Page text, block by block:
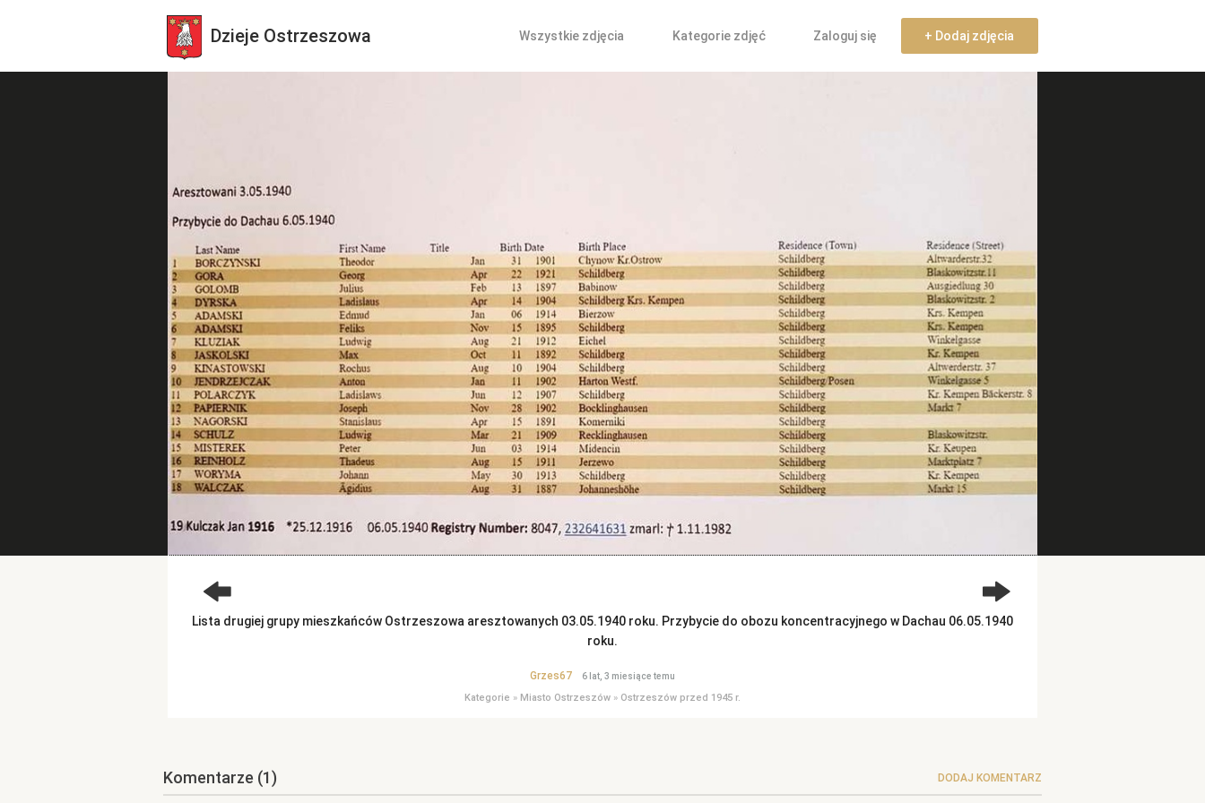
Dzieje Ostrzeszowa Wszystkie zdjęcia Kategorie zdjęć Zaloguj się + Dodaj zdjęcia
Lista drugiej grupy mieszkańców Ostrzeszowa aresztowanych 03.05.1940 roku. Przybycie do obozu koncentracyjnego w Dachau 06.05.1940
roku.
Grzes67 6 lat, 3 miesiące temu
Kategorie » Miasto Ostrzeszów » Ostrzeszów przed 1945 r.
Komentarze (1) DODAJ KOMENTARZ